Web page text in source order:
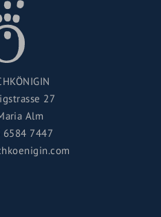
27
Alm
6584 7447